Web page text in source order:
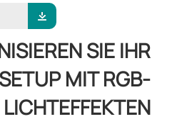
SIE IHR
SETUP MIT RGB-
LICHTEFFEKTEN